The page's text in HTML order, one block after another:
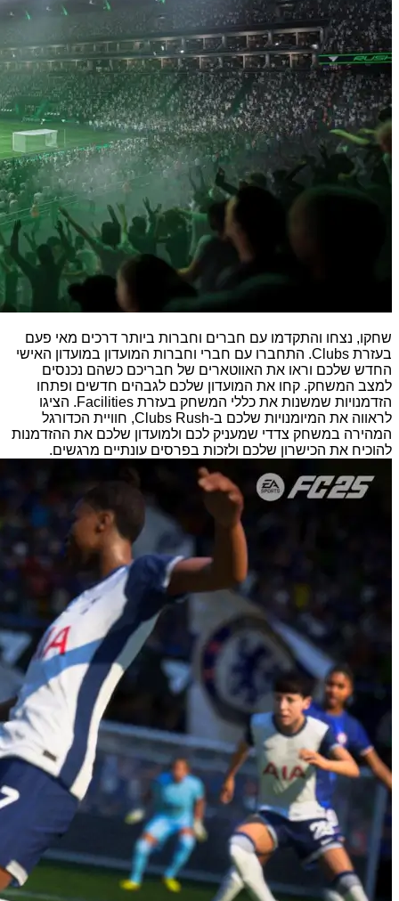
שחקו, נצחו והתקדמו עם חברים וחברות ביותר דרכים מאי פעם
בעזרת Clubs. התחברו עם חברי וחברות המועדון במועדון האישי
החדש שלכם וראו את האווטארים של חבריכם כשהם נכנסים
למצב המשחק. קחו את המועדון שלכם לגבהים חדשים ופתחו
הזדמנויות שמשנות את כללי המשחק בעזרת Facilities. הציגו
לראווה את המיומנויות שלכם ב-Clubs Rush, חוויית הכדורגל
המהירה במשחק צדדי שמעניק לכם ולמועדון שלכם את ההזדמנות
להוכיח את הכישרון שלכם ולזכות בפרסים עונתיים מרגשים.